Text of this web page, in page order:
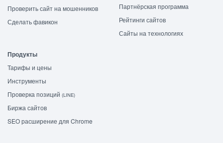
Проверить сайт на мошенников
Сделать фавикон
Партнёрская программа
Рейтинги сайтов
Сайты на технологиях
Продукты
Тарифы и цены
Инструменты
Проверка позиций (LINE)
Биржа сайтов
SEO расширение для Chrome